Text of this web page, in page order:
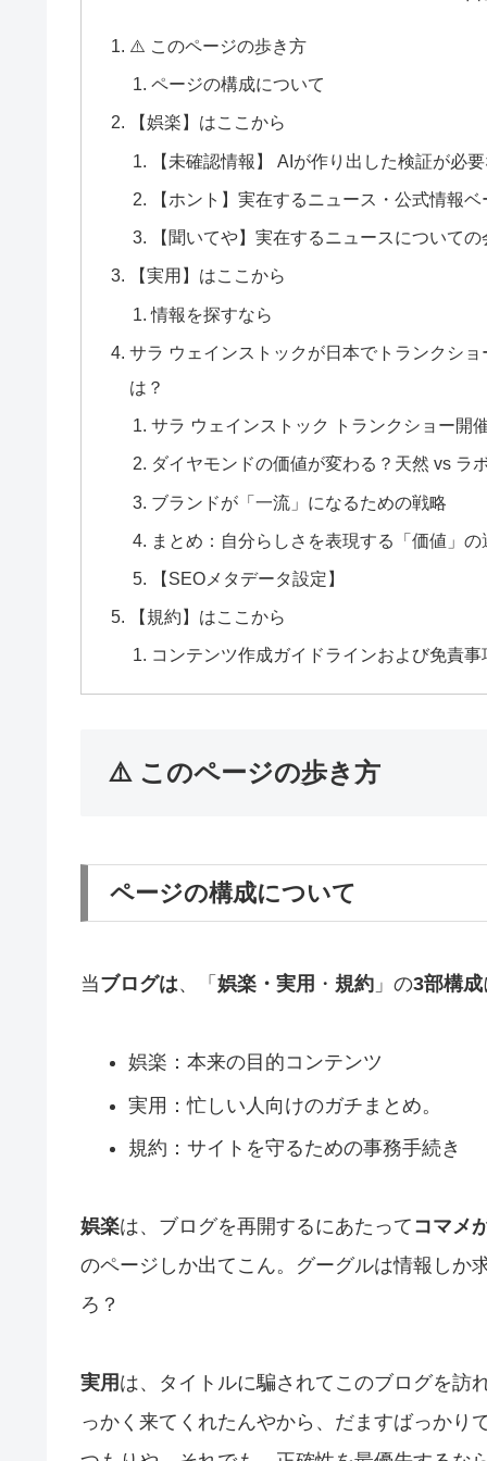
⚠️ このページの歩き方
ページの構成について
【娯楽】はここから
【未確認情報】 AIが作り出した検証が必
【ホント】実在するニュース・公式情報
【聞いてや】実在するニュースについての
【実用】はここから
情報を探すなら
サラ ウェインストックが日本でトランクシ
は？
サラ ウェインストック トランクショー開
ダイヤモンドの価値が変わる？天然 vs ラ
ブランドが「一流」になるための戦略
まとめ：自分らしさを表現する「価値」の
【SEOメタデータ設定】
【規約】はここから
コンテンツ作成ガイドラインおよび免責事
⚠️ このページの歩き方
ページの構成について
当ブログは、「 娯楽・実用 ・ 規約 」の3部構成
娯楽：本来の目的コンテンツ
実用：忙しい人向けのガチまとめ。
規約：サイトを守るための事務手続き
娯楽は、ブログを再開するにあたって コマメ
のページしか出てこん。グーグルは情報しか
ろ？
実用 は、タイトルに騙されてこのブログを訪
っかく来てくれたんやから、だますばっかり